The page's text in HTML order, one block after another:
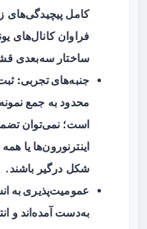
کامل پیچیدگی‌های
فراوان کانال‌های
ساختار سه‌بعدی
جنبه‌های تجربی:
محدود به جمع
است؛ نمی‌توان
اینترنورون‌ها یا
شکل درگیر باشند.
عمومیت‌پذیری به
به‌دست آمده‌اند و